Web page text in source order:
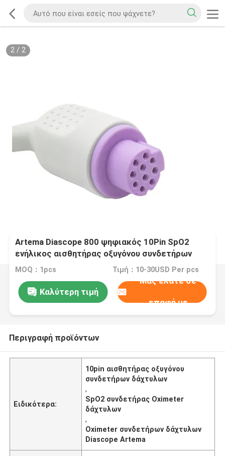
2/ 2
Artema Diascope 800 ψηφιακός 10Pin SpO2
ενήλικος αισθητήρας οξυγόνου συνδετήρων
δάχτυλων αισθητήρων
MOQ：1pcs Τιμή：10-30USD Per pcs
Καλύτερη τιμή
Μας ελάτε σε
επαφή με
Περιγραφή προϊόντων
Ειδικότερα:
10pin αισθητήρας οξυγόνου
συνδετήρων δάχτυλων
,
SpO2 συνδετήρας Oximeter
δάχτυλων
,
Oximeter συνδετήρων δάχτυλων
Diascope Artema